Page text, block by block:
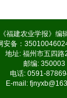
福建农业学报》编
安备：
地址: 福州市五四路
邮编: 350003
电话: 0591-
E-mail: